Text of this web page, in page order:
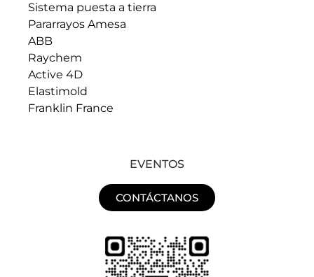
Sistema puesta a tierra
Pararrayos Amesa
ABB
Raychem
Active 4D
Elastimold
Franklin France
EVENTOS
CONTÁCTANOS